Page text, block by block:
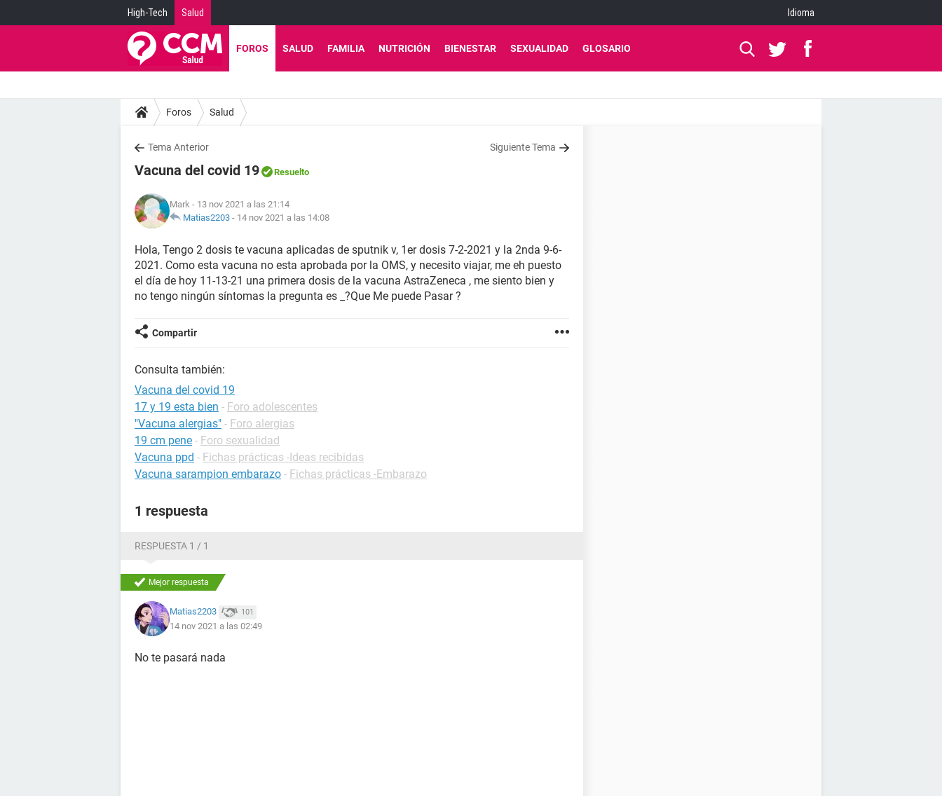
High-Tech Salud Idioma
FOROS SALUD FAMILIA NUTRICIÓN BIENESTAR SEXUALIDAD GLOSARIO
Foros Salud
Tema Anterior Siguiente Tema
Vacuna del covid 19 Resuelto
Mark - 13 nov 2021 a las 21:14
Matias2203 - 14 nov 2021 a las 14:08
Hola, Tengo 2 dosis te vacuna aplicadas de sputnik v, 1er dosis 7-2-2021 y la 2nda 9-6-
2021. Como esta vacuna no esta aprobada por la OMS, y necesito viajar, me eh puesto
el día de hoy 11-13-21 una primera dosis de la vacuna AstraZeneca , me siento bien y
no tengo ningún síntomas la pregunta es _?Que Me puede Pasar ?
Compartir
Consulta también:
Vacuna del covid 19
17 y 19 esta bien - Foro adolescentes
"Vacuna alergias" - Foro alergias
19 cm pene - Foro sexualidad
Vacuna ppd - Fichas prácticas -Ideas recibidas
Vacuna sarampion embarazo - Fichas prácticas -Embarazo
1 respuesta
RESPUESTA 1 / 1
Mejor respuesta
Matias2203 101
14 nov 2021 a las 02:49
No te pasará nada